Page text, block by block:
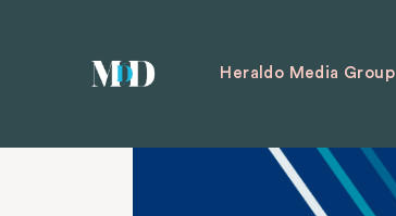
Heraldo Media Group